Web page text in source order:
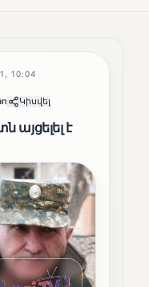
10:04
Կիսվել
այցելել է